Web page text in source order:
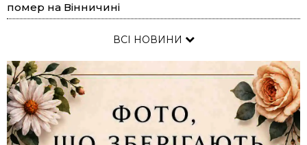
помер на Вінничині
ВСІ НОВИНИ